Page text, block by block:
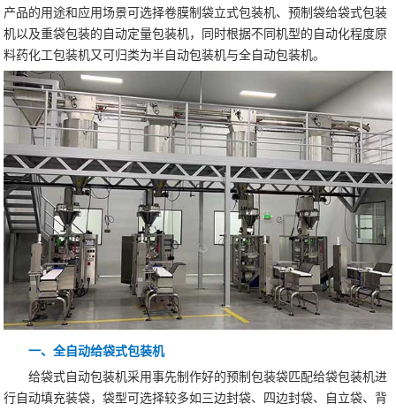
产品的用途和应用场景可选择卷膜制袋立式包装机、预制袋给袋式包装
机以及重袋包装的自动定量包装机，同时根据不同机型的自动化程度原
料药化工包装机又可归类为半自动包装机与全自动包装机。
一、全自动给袋式包装机
给袋式自动包装机采用事先制作好的预制包装袋匹配给袋包装机进
行自动填充装袋，袋型可选择较多如三边封袋、四边封袋、自立袋、背